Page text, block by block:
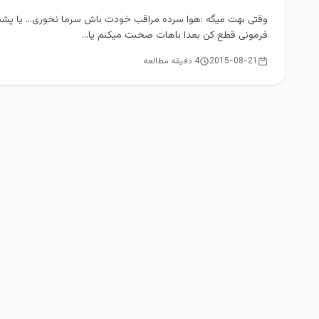
وقتی بهت میگه :هوا سرده مراقب خودت باش سرما نخوری... یا
فرمونی قطع کن بعدا باهات صحبت میکنم یا...
2015-08-21 4 دقیقه مطالعه